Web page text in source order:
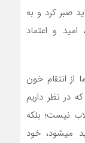
صبر کرد و به
و اعتماد
از انتقام خون
در نظر داریم
نیست؛ بلکه
میشود، خود